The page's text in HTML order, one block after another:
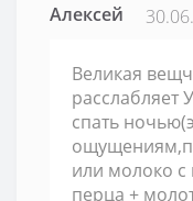
Алексей
Великая
расслабляет
спать
или молоко с
перца +